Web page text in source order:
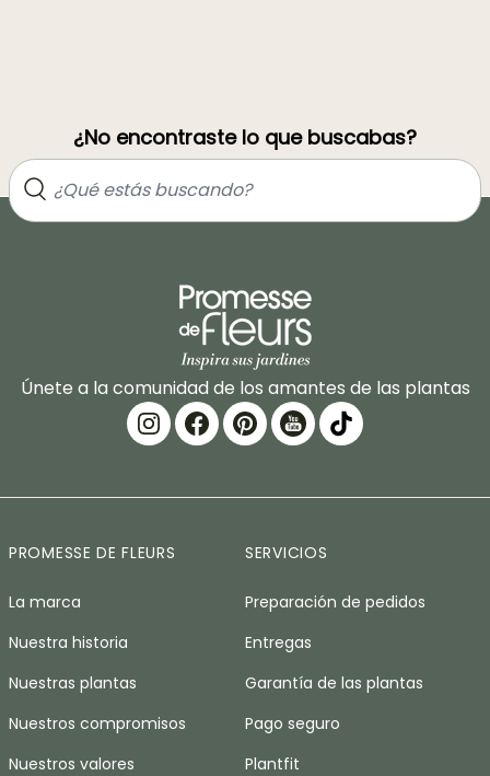
¿No encontraste lo que buscabas?
Únete a la comunidad de los amantes de las plantas
PROMESSE DE FLEURS
La marca
Nuestra historia
Nuestras plantas
Nuestros compromisos
Nuestros valores
SERVICIOS
Preparación de pedidos
Entregas
Garantía de las plantas
Pago seguro
Plantfit